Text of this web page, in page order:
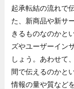
起承転結の流れで
た、新商品や新サ
きるものなのかと
ズやユーザーイン
しょう。あわせて
間で伝えるのかと
情報の量や質など